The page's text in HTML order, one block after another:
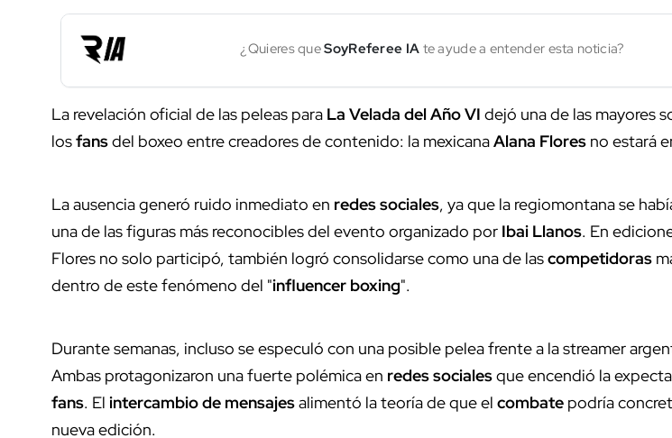
¿Quieres queSoyReferee IA te ayude a entender esta noticia?
La revelación oficial de las peleas para La Velada del Año VI dejó una de las mayores
losfansdel boxeo entre creadores de contenido: la mexicanaAlana Flores no estará
La ausencia generó ruido inmediato en redes sociales, ya que la regiomontana se
una de las figuras más reconocibles del evento organizado por Ibai Llanos. En
Flores no solo participó, también logró consolidarse como una de lascompetidoras
dentro de este fenómeno del "influencer boxing".
Durante semanas, incluso se especuló con una posible pelea frente a la streamer
Ambas protagonizaron una fuerte polémica en redes socialesque encendió la
fans. El intercambio de mensajesalimentó la teoría de que el combate podría
nueva edición.